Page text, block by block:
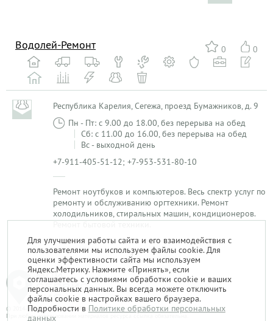
0 0
Водолей-Ремонт
Республика Карелия, Сегежа, проезд Бумажников, д. 9
Пн - Пт: с 9.00 до 18.00, без перерыва на обед
Сб: с 11.00 до 16.00, без перерыва на обед
Вс - выходной день
+7-911-405-51-12; +7-953-531-80-10
Ремонт ноутбуков и компьютеров. Весь спектр услуг по
ремонту и обслуживанию оргтехники. Ремонт
холодильников, стиральных машин, кондиционеров.
Ремонт бытовой техники.
1
© 2014-2026. «Мой Сервис-Гид» – проект группы «Текарт».
При любом использовании материалов ресурса ссылка обязательна.
Для улучшения работы сайта и его взаимодействия с
пользователями мы используем файлы cookie. Для
оценки эффективности сайта мы используем
Яндекс.Метрику. Нажмите «Принять», если
соглашаетесь с условиями обработки cookie и ваших
персональных данных. Вы всегда можете отключить
файлы cookie в настройках вашего браузера.
Подробности в Политике обработки персональных
данных